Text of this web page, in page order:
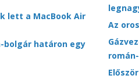
lett a MacBook Air
bolgár határon egy
Az